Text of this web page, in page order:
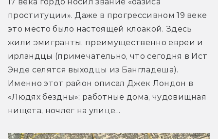
проституции». Даже в прогрессивном 19 веке
это место было настоящей клоакой. Здесь
жили эмигранты, преимущественно евреи и
ирландцы (примечательно, что сегодня в Ист
Энде селятся выходцы из Бангладеша).
Именно этот район описал Джек Лондон в
«Людях бездны»: работные дома, чудовищная
нищета, ночлег на улице...